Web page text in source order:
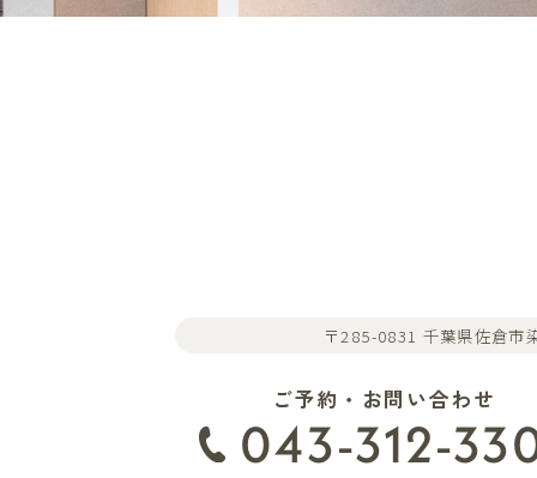
〒285-0831 千葉県佐倉市
ご予約・お問い合わせ
043-312-